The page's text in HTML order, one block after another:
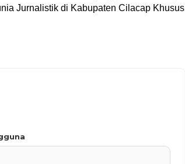
Jurnalistik di Kabupaten Cilacap Khusus